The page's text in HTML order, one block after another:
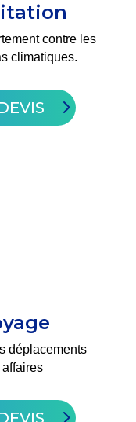
contre les
climatiques.
déplacements